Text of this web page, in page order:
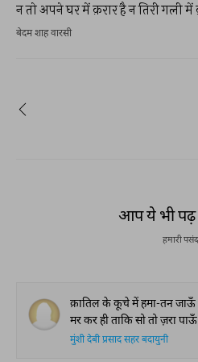
न तो अपने घर में क़रार है न तिरी गली
बेदम शाह वारसी
आप ये भी
हमारी पसंद
क़ातिल के कूचे में हमा-तन जाऊँ
मर कर ही ताकि सो तो ज़रा
मुंशी देबी प्रसाद सहर बदायुनी